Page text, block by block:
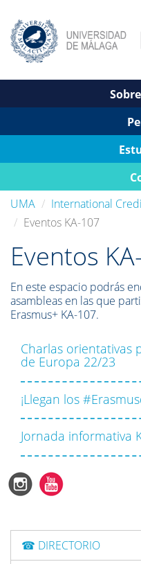
UMA
International
Eventos KA-107
Eventos
En este espacio podrás
asambleas en las que
Erasmus+ KA-107.
Charlas orientativas
de Europa 22/23
¡Llegan los
Jornada informativa
☎ DIRECTORIO